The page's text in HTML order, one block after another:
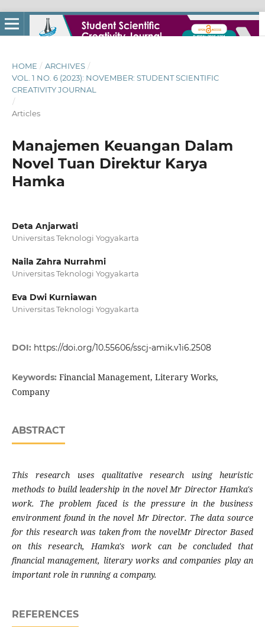
HOME / ARCHIVES /
VOL. 1 NO. 6 (2023): NOVEMBER: STUDENT SCIENTIFIC
CREATIVITY JOURNAL
/
Articles
Manajemen Keuangan Dalam
Novel Tuan Direktur Karya
Hamka
Deta Anjarwati
Universitas Teknologi Yogyakarta
Naila Zahra Nurrahmi
Universitas Teknologi Yogyakarta
Eva Dwi Kurniawan
Universitas Teknologi Yogyakarta
DOI: https://doi.org/10.55606/sscj-amik.v1i6.2508
Keywords: Financial Management, Literary Works,
Company
ABSTRACT
This research uses qualitative research using heuristic
methods to build leadership in the novel Mr Director Hamka's
work. The problem faced is the pressure in the business
environment found in the novel Mr Director. The data source
for this research was taken from the novelMr Director Based
on this research, Hamka's work can be concluded that
financial management, literary works and companies play an
important role in running a company.
REFERENCES